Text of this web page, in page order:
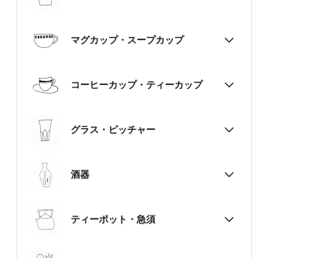
丼（どんぶり）
蕎麦猪口（そばちょこ）
マグカップ・スープカップ
スープカップ
コーヒーカップ・ティーカップ
グラス・ピッチャー
すべて
酒器
ティーポット・急須